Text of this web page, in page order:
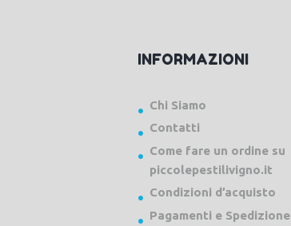
INFORMAZIONI
Chi Siamo
Contatti
Come fare un ordine su
piccolepestilivigno.it
Condizioni d’acquisto
Pagamenti e Spedizione